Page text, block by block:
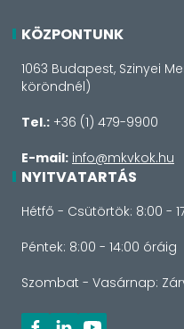
KÖZPONTUNK
1063 Budapest, Szinyei
köröndnél)
Tel.: +36 (1) 479-9900
E-mail: info@mkvkok.hu
NYITVATARTÁS
Hétfő - Csütörtök: 8:00 -
Péntek: 8:00 - 14:00 óráig
Szombat - Vasárnap: